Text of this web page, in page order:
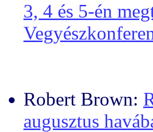
3, 4 és 5-én
Robert Brown:
augusztus